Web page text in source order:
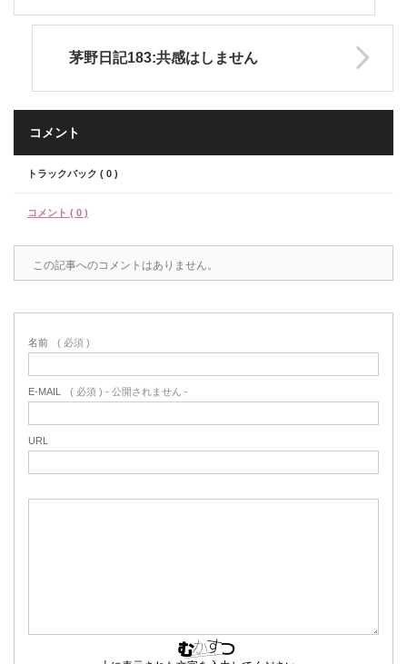
茅野日記183:共感はしません
コメント
トラックバック ( 0 )
コメント ( 0 )
この記事へのコメントはありません。
名前 ( 必須 )
E-MAIL ( 必須 ) - 公開されません -
URL